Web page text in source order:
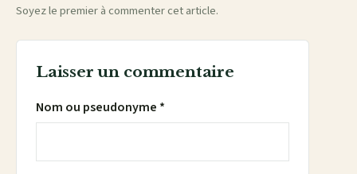
Soyez le premier à commenter cet article.
Laisser un commentaire
Nom ou pseudonyme *